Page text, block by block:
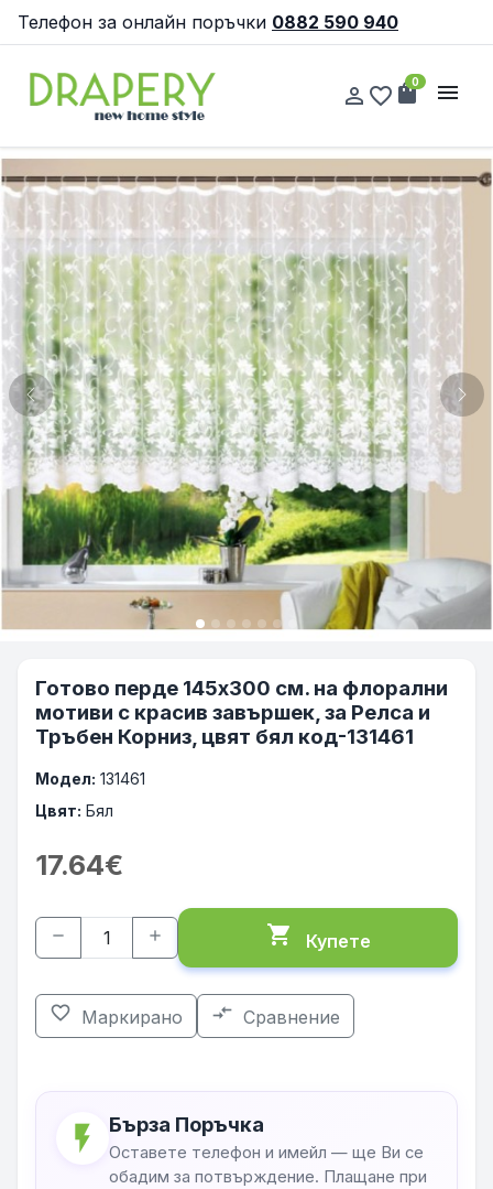
Телефон за онлайн поръчки 0882 590 940
person_outline favorite_border shopping_bag
0 menu
Previous
Готово перде 145х300 см. на флорални
мотиви с красив завършек, за Релса и
Тръбен Корниз, цвят бял код-131461
Модел: 131461
Цвят: Бял
17.64€
remove add shopping_cart Купете
favorite_border Маркирано compare_arrows Сравнение
flash_on Бърза Поръчка
Оставете телефон и имейл — ще Ви се
обадим за потвърждение. Плащане при